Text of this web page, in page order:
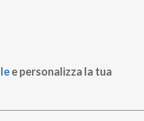
e personalizza la tua